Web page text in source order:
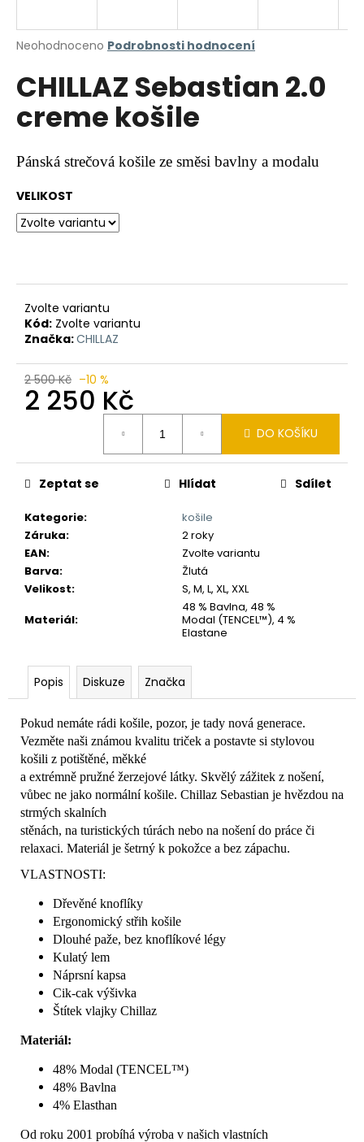
Průměrné
produktu
je
z
hvězdiček.
Neohodnoceno Podrobnosti hodnocení
CHILLAZ Sebastian 2.0
creme košile
Pánská strečová košile ze směsi bavlny a modalu
VELIKOST
Zvolte variantu
Kód: Zvolte variantu
Značka:CHILLAZ
2 500 Kč –10 %
2 250 Kč
DO KOŠÍKU
Kategorie:
košile
Záruka:
2 roky
EAN:
Zvolte variantu
Barva:
Žlutá
Velikost:
S, M, L, XL, XXL
Materiál:
48 % Bavlna, 48 %
Modal (TENCEL™), 4 %
Elastane
Zeptat se Hlídat Sdílet
Popis Diskuze Značka
Pokud nemáte rádi košile, pozor, je tady nová generace.
Vezměte naši známou kvalitu triček a postavte si stylovou
košili z potištěné, měkké
a extrémně pružné žerzejové látky. Skvělý zážitek z nošení,
vůbec ne jako normální košile. Chillaz Sebastian je hvězdou na
strmých skalních
stěnách, na turistických túrách nebo na nošení do práce či
relaxaci. Materiál je šetrný k pokožce a bez zápachu.
VLASTNOSTI:
Dřevěné knoflíky
Ergonomický střih košile
Dlouhé paže, bez knoflíkové légy
Kulatý lem
Náprsní kapsa
Cik-cak výšivka
Štítek vlajky Chillaz
Materiál:
48% Modal (TENCEL™)
48% Bavlna
4% Elasthan
Od roku 2001 probíhá výroba v našich vlastních
j
t
?
o
u
č
u